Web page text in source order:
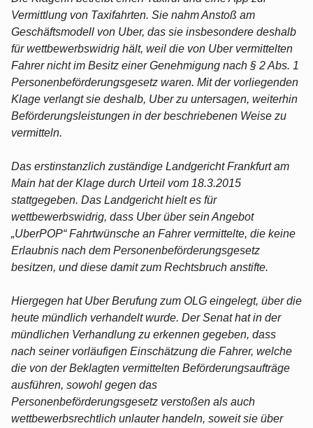
Vermittlung von Taxifahrten. Sie nahm Anstoß am
Geschäftsmodell von Uber, das sie insbesondere deshalb
für wettbewerbswidrig hält, weil die von Uber vermittelten
Fahrer nicht im Besitz einer Genehmigung nach § 2 Abs. 1
Personenbeförderungsgesetz waren. Mit der vorliegenden
Klage verlangt sie deshalb, Uber zu untersagen, weiterhin
Beförderungsleistungen in der beschriebenen Weise zu
vermitteln.
Das erstinstanzlich zuständige Landgericht Frankfurt am
Main hat der Klage durch Urteil vom 18.3.2015
stattgegeben. Das Landgericht hielt es für
wettbewerbswidrig, dass Uber über sein Angebot
„UberPOP“ Fahrtwünsche an Fahrer vermittelte, die keine
Erlaubnis nach dem Personenbeförderungsgesetz
besitzen, und diese damit zum Rechtsbruch anstifte.
Hiergegen hat Uber Berufung zum OLG eingelegt, über die
heute mündlich verhandelt wurde. Der Senat hat in der
mündlichen Verhandlung zu erkennen gegeben, dass
nach seiner vorläufigen Einschätzung die Fahrer, welche
die von der Beklagten vermittelten Beförderungsaufträge
ausführen, sowohl gegen das
Personenbeförderungsgesetz verstoßen als auch
wettbewerbsrechtlich unlauter handeln, soweit sie über